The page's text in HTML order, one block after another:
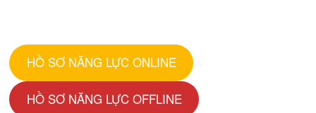
HỒ SƠ NĂNG LỰC ONLINE
HỒ SƠ NĂNG LỰC OFFLINE